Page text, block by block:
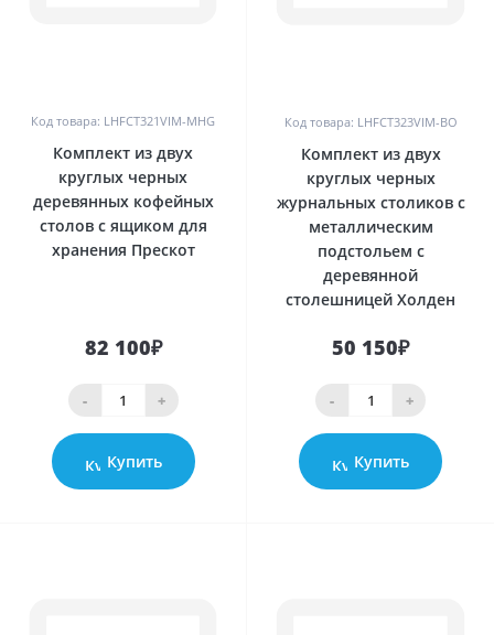
Код товара: LHFCT321VIM-MHG
Комплект из двух
круглых черных
деревянных кофейных
столов с ящиком для
хранения Прескот
82 100₽
- +
Купить
Код товара: LHFCT323VIM-BO
Комплект из двух
круглых черных
журнальных столиков с
металлическим
подстольем с
деревянной
столешницей Холден
50 150₽
- +
Купить